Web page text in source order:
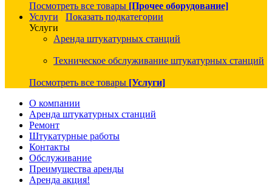
Посмотреть все товары [Прочее оборудование]
Услуги
Показать подкатегории
Услуги
Аренда штукатурных станций
Техническое обслуживание штукатурных станций
Посмотреть все товары [Услуги]
О компании
Аренда штукатурных станций
Ремонт
Штукатурные работы
Контакты
Обслуживание
Преимущества аренды
Аренда акция!